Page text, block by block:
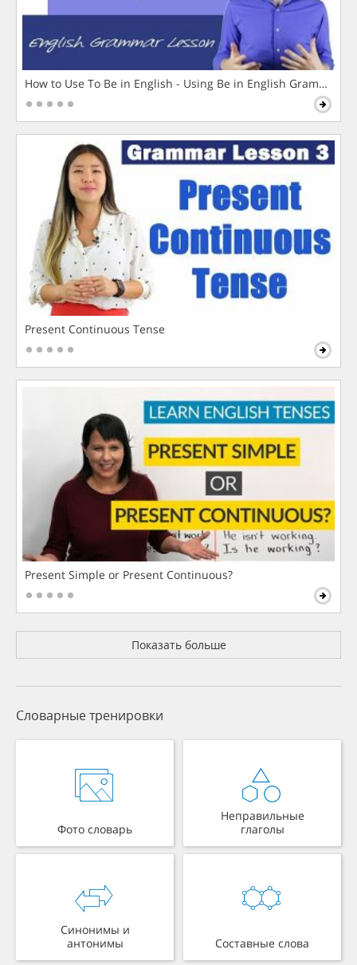
How to Use To Be in English - Using Be in English Grammar
Present Continuous Tense
Present Simple or Present Continuous?
Показать больше
Словарные тренировки
Фото словарь
Неправильные
глаголы
Синонимы и
антонимы
Составные слова